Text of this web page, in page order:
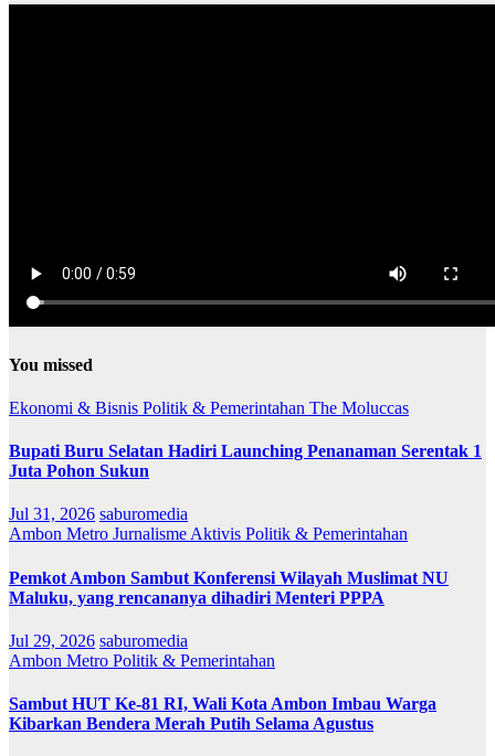
You missed
Ekonomi & Bisnis Politik & Pemerintahan The Moluccas
Bupati Buru Selatan Hadiri Launching Penanaman Serentak 1
Juta Pohon Sukun
Jul 31, 2026 saburomedia
Ambon Metro Jurnalisme Aktivis Politik & Pemerintahan
Pemkot Ambon Sambut Konferensi Wilayah Muslimat NU
Maluku, yang rencananya dihadiri Menteri PPPA
Jul 29, 2026 saburomedia
Ambon Metro Politik & Pemerintahan
Sambut HUT Ke-81 RI, Wali Kota Ambon Imbau Warga
Kibarkan Bendera Merah Putih Selama Agustus